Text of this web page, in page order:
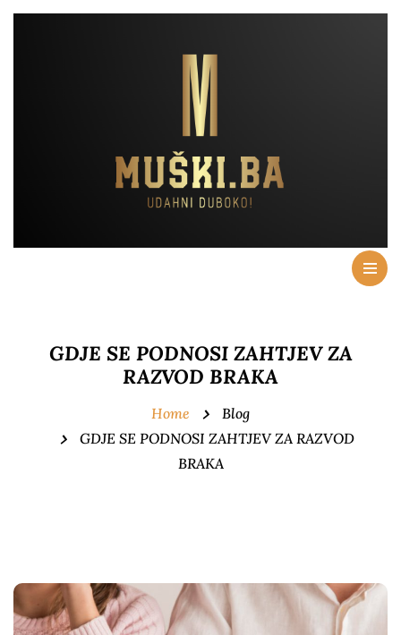
GDJE SE PODNOSI ZAHTJEV ZA
RAZVOD BRAKA
Home
Blog
GDJE SE PODNOSI ZAHTJEV ZA RAZVOD
BRAKA